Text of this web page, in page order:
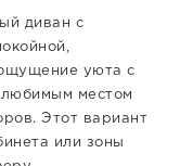
диван с
ощущение уюта с
любимым местом
Этот вариант
или зоны